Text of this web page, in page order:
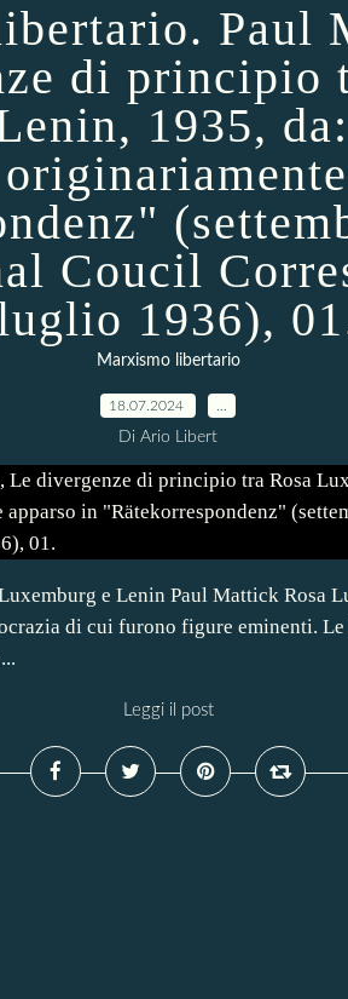
Paul
di principio
1935,
Coucil
1936),
Marxismo libertario
18.07.2024
Di Ario Libert
e Lenin Paul Mattick Rosa
di cui furono figure eminenti.
Leggi il post